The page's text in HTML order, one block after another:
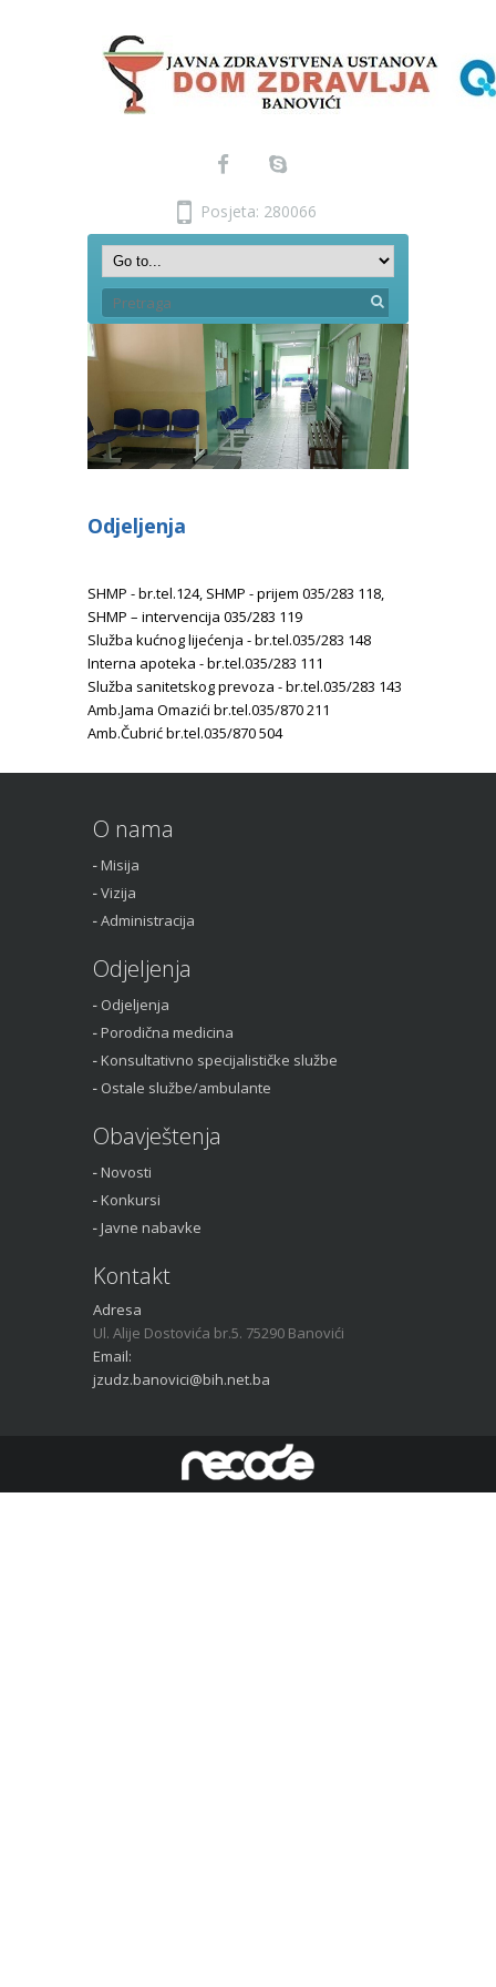
Posjeta: 280066
Odjeljenja
SHMP - br.tel.124, SHMP - prijem 035/283 118,
SHMP – intervencija 035/283 119
Služba kućnog lijećenja - br.tel.035/283 148
Interna apoteka - br.tel.035/283 111
Služba sanitetskog prevoza - br.tel.035/283 143
Amb.Jama Omazići br.tel.035/870 211
Amb.Čubrić br.tel.035/870 504
O nama
Misija
Vizija
Administracija
Odjeljenja
Odjeljenja
Porodična medicina
Konsultativno specijalističke službe
Ostale službe/ambulante
Obavještenja
Novosti
Konkursi
Javne nabavke
Kontakt
Adresa
Ul. Alije Dostovića br.5. 75290 Banovići
Email:
jzudz.banovici@bih.net.ba